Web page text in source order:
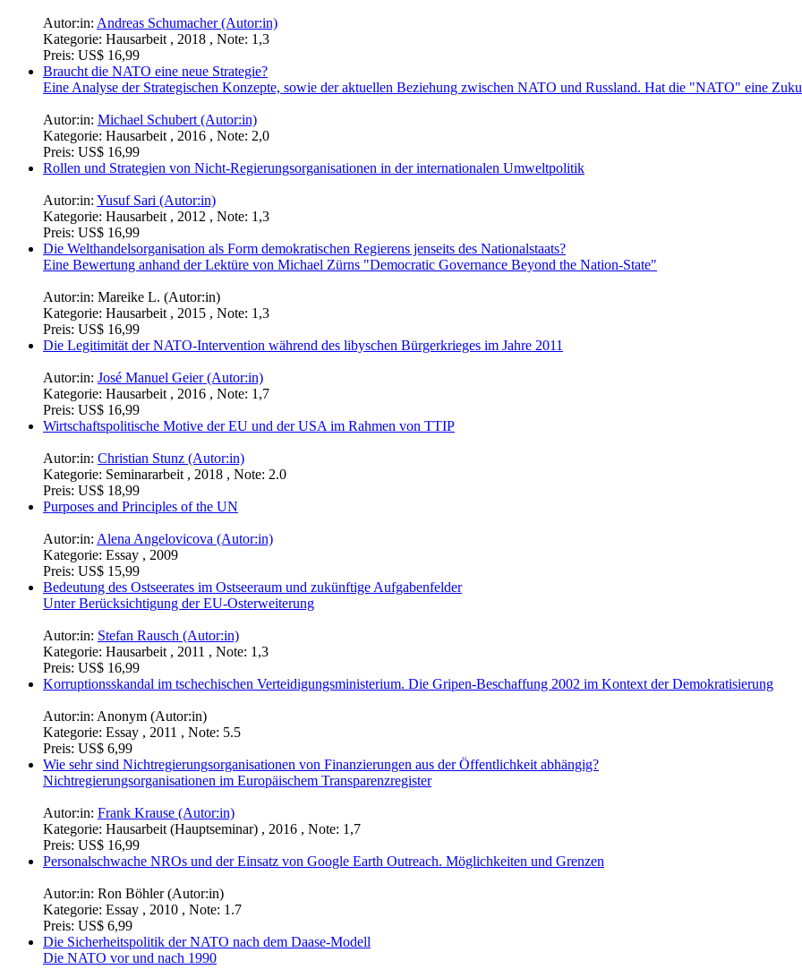
Autor:in: Andreas Schumacher (Autor:in)
Kategorie: Hausarbeit , 2018 , Note: 1,3
Preis: US$ 16,99
Braucht die NATO eine neue Strategie?
Eine Analyse der Strategischen Konzepte, sowie der aktuellen Beziehung zwischen NATO und Russland. Hat die "NATO" eine
Autor:in: Michael Schubert (Autor:in)
Kategorie: Hausarbeit , 2016 , Note: 2,0
Preis: US$ 16,99
Rollen und Strategien von Nicht-Regierungsorganisationen in der internationalen Umweltpolitik
Autor:in: Yusuf Sari (Autor:in)
Kategorie: Hausarbeit , 2012 , Note: 1,3
Preis: US$ 16,99
Die Welthandelsorganisation als Form demokratischen Regierens jenseits des Nationalstaats?
Eine Bewertung anhand der Lektüre von Michael Zürns "Democratic Governance Beyond the Nation-State"
Autor:in: Mareike L. (Autor:in)
Kategorie: Hausarbeit , 2015 , Note: 1,3
Preis: US$ 16,99
Die Legitimität der NATO-Intervention während des libyschen Bürgerkrieges im Jahre 2011
Autor:in: José Manuel Geier (Autor:in)
Kategorie: Hausarbeit , 2016 , Note: 1,7
Preis: US$ 16,99
Wirtschaftspolitische Motive der EU und der USA im Rahmen von TTIP
Autor:in: Christian Stunz (Autor:in)
Kategorie: Seminararbeit , 2018 , Note: 2.0
Preis: US$ 18,99
Purposes and Principles of the UN
Autor:in: Alena Angelovicova (Autor:in)
Kategorie: Essay , 2009
Preis: US$ 15,99
Bedeutung des Ostseerates im Ostseeraum und zukünftige Aufgabenfelder
Unter Berücksichtigung der EU-Osterweiterung
Autor:in: Stefan Rausch (Autor:in)
Kategorie: Hausarbeit , 2011 , Note: 1,3
Preis: US$ 16,99
Korruptionsskandal im tschechischen Verteidigungsministerium. Die Gripen-Beschaffung 2002 im Kontext der Demokratisierung
Autor:in: Anonym (Autor:in)
Kategorie: Essay , 2011 , Note: 5.5
Preis: US$ 6,99
Wie sehr sind Nichtregierungsorganisationen von Finanzierungen aus der Öffentlichkeit abhängig?
Nichtregierungsorganisationen im Europäischem Transparenzregister
Autor:in: Frank Krause (Autor:in)
Kategorie: Hausarbeit (Hauptseminar) , 2016 , Note: 1,7
Preis: US$ 16,99
Personalschwache NROs und der Einsatz von Google Earth Outreach. Möglichkeiten und Grenzen
Autor:in: Ron Böhler (Autor:in)
Kategorie: Essay , 2010 , Note: 1.7
Preis: US$ 6,99
Die Sicherheitspolitik der NATO nach dem Daase-Modell
Die NATO vor und nach 1990